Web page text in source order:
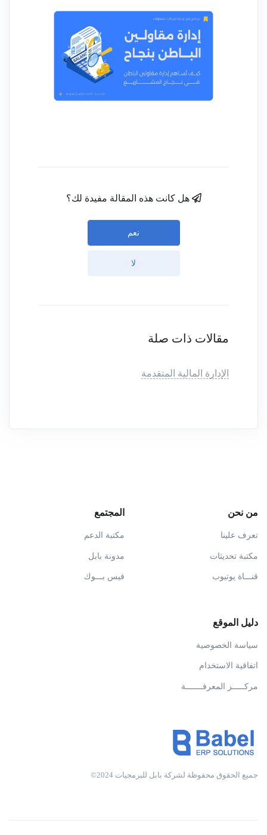
هل كانت هذه المقالة مفيدة لك؟
نعم
لا
مقالات ذات صلة
الإدارة المالية المتقدمة
من نحن
تعرف علينا
مكتبة تحديثات
قنـــاة يوتيوب
المجتمع
مكتبة الدعم
مدونة بابل
فيس بـــوك
دليل الموقع
سياسة الخصوصية
اتفاقية الاستخدام
مركـــــز المعرفـــــــة
جميع الحقوق محفوظة لشركة بابل للبرمجيات 2024©